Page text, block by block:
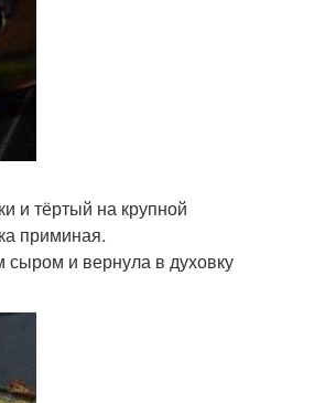
и тёртый на крупной
приминая.
сыром и вернула в духовку